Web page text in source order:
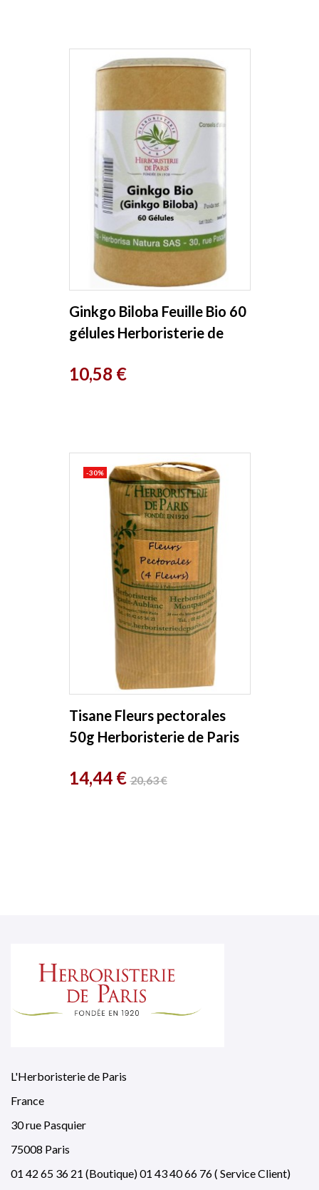
Ginkgo Biloba Feuille Bio 60
gélules Herboristerie de
Prix
10,58 €
Tisane Fleurs pectorales
50g Herboristerie de Paris
Prix
14,44 €Prix
20,63 €
-30%
L'Herboristerie de Paris
France
30 rue Pasquier
75008 Paris
01 42 65 36 21 (Boutique) 01 43 40 66 76 ( Service Client)